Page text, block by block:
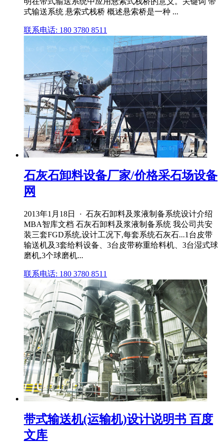
式输送系统 悬索式栈桥 概述悬索桥是一种 ...
联系电话: 180 3780 8511
石灰石卸料设备厂家/价格采石场设备
网
2013年1月18日 · 石灰石卸料及浆液制备系统设计介绍
MBA智库文档 石灰石卸料及浆液制备系统 我公司共安
装三套FGD系统,设计工况下,每套系统石灰石...1台皮带
输送机及3套给料设备、3台皮带称重给料机、3台湿式球
磨机,3个球磨机...
联系电话: 180 3780 8511
带式输送机(运输机)设计说明书 百度
文库